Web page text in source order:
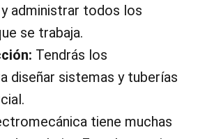
administrar todos los
se trabaja.
Tendrás los
diseñar sistemas y tuberías
tiene muchas